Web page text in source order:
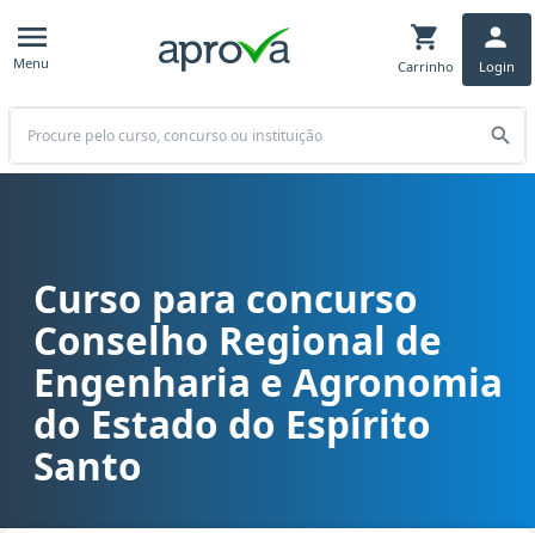
Menu Carrinho Login
Buscar
Curso para concurso CREA ES - Conselho Regional de
Curso para concurso
Conselho Regional de
Engenharia e Agronomia
do Estado do Espírito
Santo